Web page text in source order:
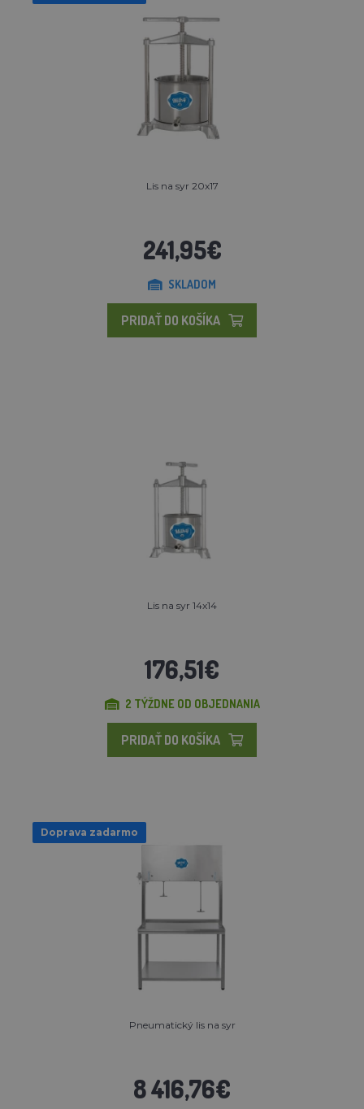
Lis na syr 20x17
241,95€
SKLADOM
PRIDAŤ DO KOŠÍKA
Lis na syr 14x14
176,51€
2 TÝŽDNE OD OBJEDNANIA
PRIDAŤ DO KOŠÍKA
Doprava zadarmo
Pneumatický lis na syr
8 416,76€